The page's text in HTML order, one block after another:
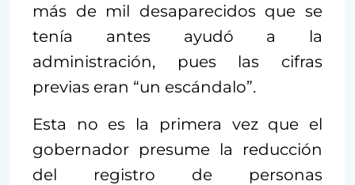
más de mil desaparecidos que se
tenía antes ayudó a la
administración, pues las cifras
previas eran “un escándalo”.
Esta no es la primera vez que el
gobernador presume la reducción
del registro de personas